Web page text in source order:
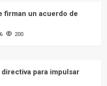
firman un acuerdo de
200
para impulsar